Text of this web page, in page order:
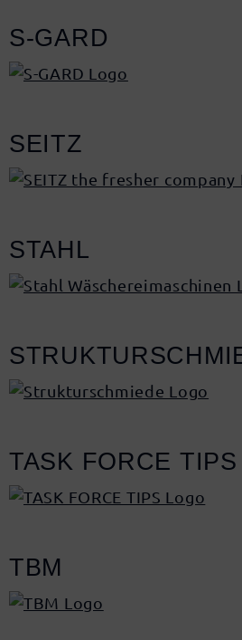
S-GARD
SEITZ
STAHL
TASK FORCE TIPS
TBM